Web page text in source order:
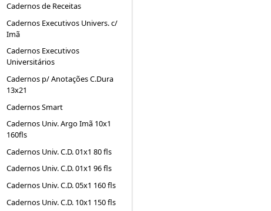
Cadernos de Receitas
Cadernos Executivos Univers. c/
Imã
Cadernos Executivos
Universitários
Cadernos p/ Anotações C.Dura
13x21
Cadernos Smart
Cadernos Univ. Argo Imã 10x1
160fls
Cadernos Univ. C.D. 01x1 80 fls
Cadernos Univ. C.D. 01x1 96 fls
Cadernos Univ. C.D. 05x1 160 fls
Cadernos Univ. C.D. 10x1 150 fls